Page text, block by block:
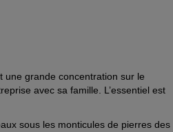
une grande concentration sur le
avec sa famille. L’essentiel est
sous les monticules de pierres des